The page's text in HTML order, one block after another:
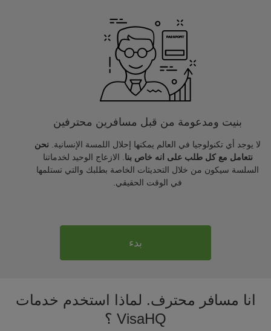
بنيت ومدعومة من قبل مسافرين محترفين
لا يوجد أي تكنولوجيا في العالم يمكنها إحلال اللمسة الإنسانية. نحن
نتعامل مع كل طلب على انه خاص بنا . الازعاج الوحيد لخدماتنا
السلسة سيكون من خلال التحديثات الخاصة بطلبك والتي تستلمها
في الوقت الحقيقي.
بدء
انا مسافر محترف. لماذا استخدم خدمات
VisaHQ ؟